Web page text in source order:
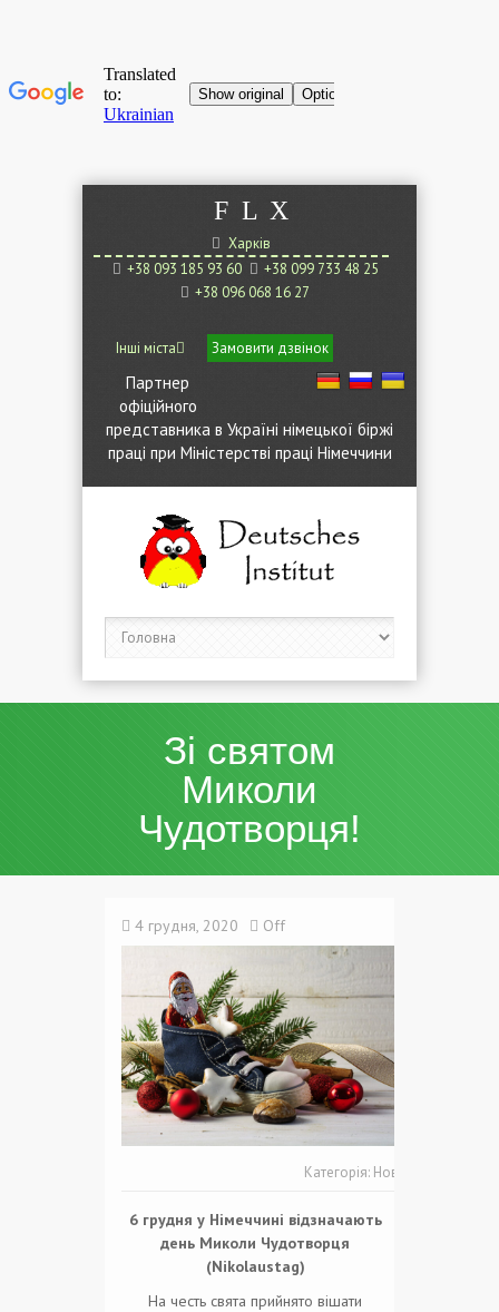
F L X
Харків
+38 093 185 93 60
+38 099 733 48 25
+38 096 068 16 27
Інші міста Замовити дзвінок
Партнер
офіційного
представника в Україні німецької біржі
праці при Міністерстві праці Німеччини
Зі святом
Миколи
Чудотворця!
4 грудня, 2020 Off
Категорія: Новини
6 грудня у Німеччині відзначають
день Миколи Чудотворця
(Nikolaustag)
На честь свята прийнято вішати